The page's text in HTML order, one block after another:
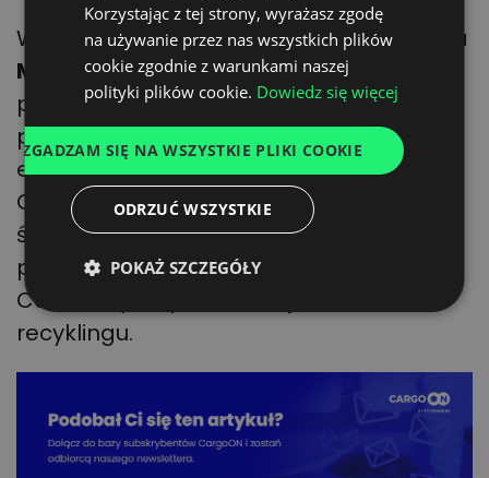
W ten ostatni trend wpisuje się inicjatywa
Mondi Group, potentata w produkcji
papieru i opakowań, który ogłosił
partnerstwo z gospodarstwem
ekologicznymBIOhof Kirchweidach
Chodzi o stworzenie bezpiecznego dla
środowiska opakowania dla świeżych
produktów z winorośli. Znane jest jako
Coral Tray i w pełni nadaje się do
recyklingu.
UKRAINIAN
FRENCH
Korzystając z tej strony, wyrażasz zgodę
na używanie przez nas wszystkich plików
cookie zgodnie z warunkami naszej
polityki plików cookie. Dowiedz się więcej
ZGADZAM SIĘ NA WSZYSTKIE PLIKI COOKIE
ODRZUĆ WSZYSTKIE
POKAŻ SZCZEGÓŁY